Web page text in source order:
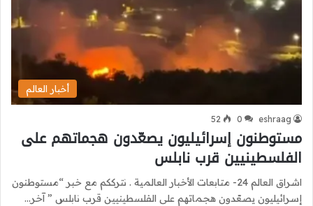
أخبار العالم
eshraag
0
52
مستوطنون إسرائيليون يصعّدون هجماتهم على
الفلسطينيين قرب نابلس
اشراق العالم 24- متابعات الأخبار العالمية . نترككم مع خبر “مستوطنون
إسرائيليون يصعّدون هجماتهم على الفلسطينيين قرب نابلس ” آخر…